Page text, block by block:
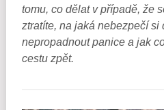
tomu, co dělat v případě, že
ztratíte, na jaká nebezpečí si
nepropadnout panice a jak
cestu zpět.